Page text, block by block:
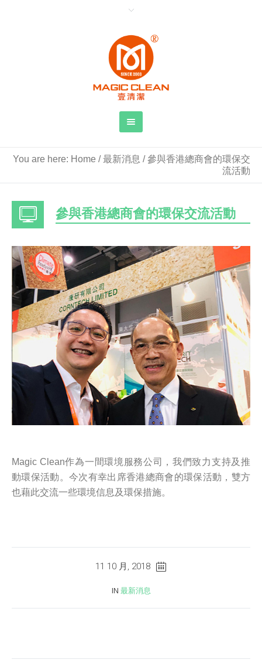
You are here: Home /最新消息 /參與香港總商會的環保交
流活動
參與香港總商會的環保交流活動
Magic Clean作為一間環境服務公司，我們致力支持及推
動環保活動。今次有幸出席香港總商會的環保活動，雙方
也藉此交流一些環境信息及環保措施。
11 10 月, 2018
IN 最新消息